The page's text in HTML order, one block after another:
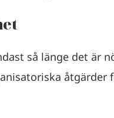
så länge det är
åtgärder